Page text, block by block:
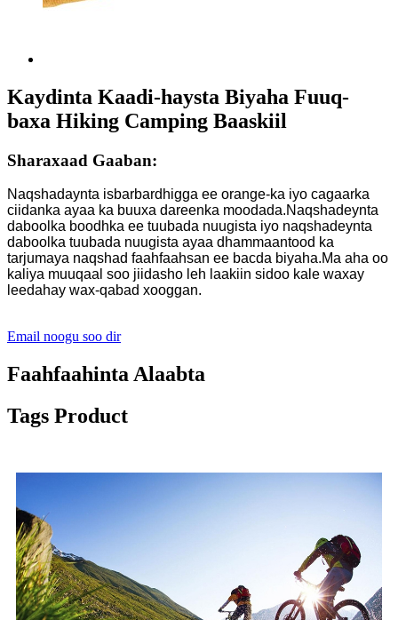
Kaydinta Kaadi-haysta Biyaha Fuuq-
baxa Hiking Camping Baaskiil
Sharaxaad Gaaban:
Naqshadaynta isbarbardhigga ee orange-ka iyo cagaarka
ciidanka ayaa ka buuxa dareenka moodada.Naqshadeynta
daboolka boodhka ee tuubada nuugista iyo naqshadeynta
daboolka tuubada nuugista ayaa dhammaantood ka
tarjumaya naqshad faahfaahsan ee bacda biyaha.Ma aha oo
kaliya muuqaal soo jiidasho leh laakiin sidoo kale waxay
leedahay wax-qabad xooggan.
Email noogu soo dir
Faahfaahinta Alaabta
Tags Product